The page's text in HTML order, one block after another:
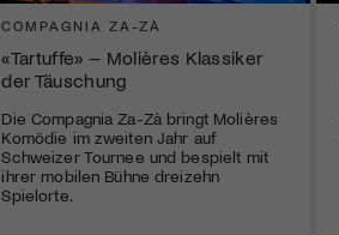
COMPAGNIA ZA-ZÀ
«Tartuffe» – Molières Klassiker
der Täuschung
Die Compagnia Za-Zà bringt Molières
Komödie im zweiten Jahr auf
Schweizer Tournee und bespielt mit
ihrer mobilen Bühne dreizehn
Spielorte.